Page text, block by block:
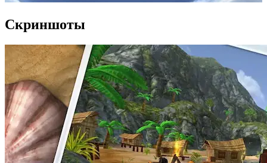
Скриншоты